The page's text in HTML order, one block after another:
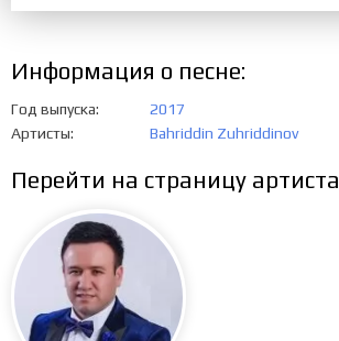
Информация о песне:
Год выпуска
2017
Артисты
Bahriddin Zuhriddinov
Перейти на страницу артиста